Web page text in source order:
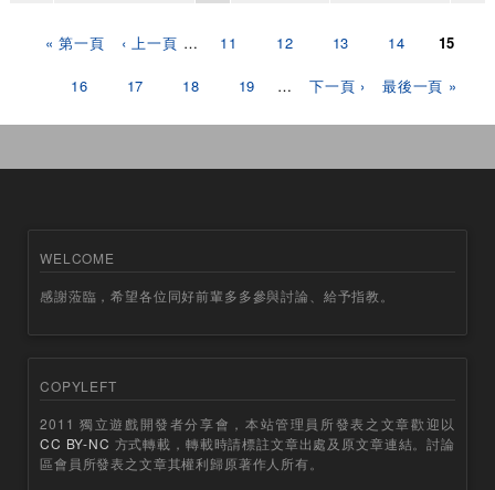
« 第一頁 ‹ 上一頁 … 11 12 13 14 15
16 17 18 19 … 下一頁 › 最後一頁 »
WELCOME
感謝蒞臨，希望各位同好前輩多多參與討論、給予指教。
COPYLEFT
2011 獨立遊戲開發者分享會，本站管理員所發表之文章歡迎以
CC BY-NC 方式轉載，轉載時請標註文章出處及原文章連結。討論
區會員所發表之文章其權利歸原著作人所有。